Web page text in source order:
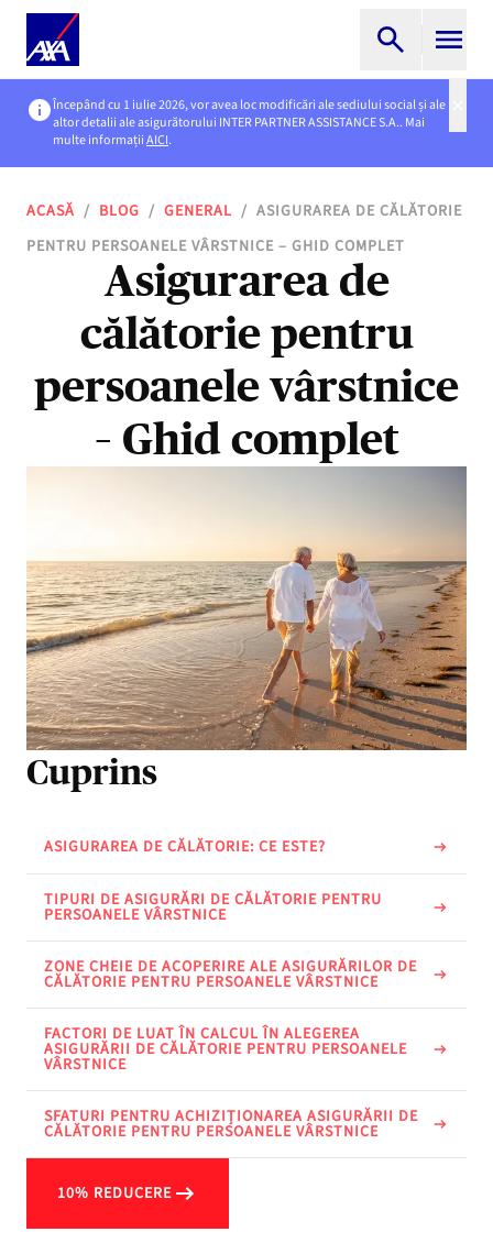
Începând cu 1 iulie 2026, vor avea loc modificări ale sediului social și ale
altor detalii ale asigurătorului INTER PARTNER ASSISTANCE S.A.. Mai
multe informațiiAICI.
ACASĂ / BLOG / GENERAL / ASIGURAREA DE CĂLĂTORIE
PENTRU PERSOANELE VÂRSTNICE – GHID COMPLET
Asigurarea de
călătorie pentru
persoanele vârstnice
– Ghid complet
Cuprins
ASIGURAREA DE CĂLĂTORIE: CE ESTE?
TIPURI DE ASIGURĂRI DE CĂLĂTORIE PENTRU
PERSOANELE VÂRSTNICE
ZONE CHEIE DE ACOPERIRE ALE ASIGURĂRILOR DE
CĂLĂTORIE PENTRU PERSOANELE VÂRSTNICE
FACTORI DE LUAT ÎN CALCUL ÎN ALEGEREA
ASIGURĂRII DE CĂLĂTORIE PENTRU PERSOANELE
VÂRSTNICE
SFATURI PENTRU ACHIZIȚIONAREA ASIGURĂRII DE
CĂLĂTORIE PENTRU PERSOANELE VÂRSTNICE
10% REDUCERE